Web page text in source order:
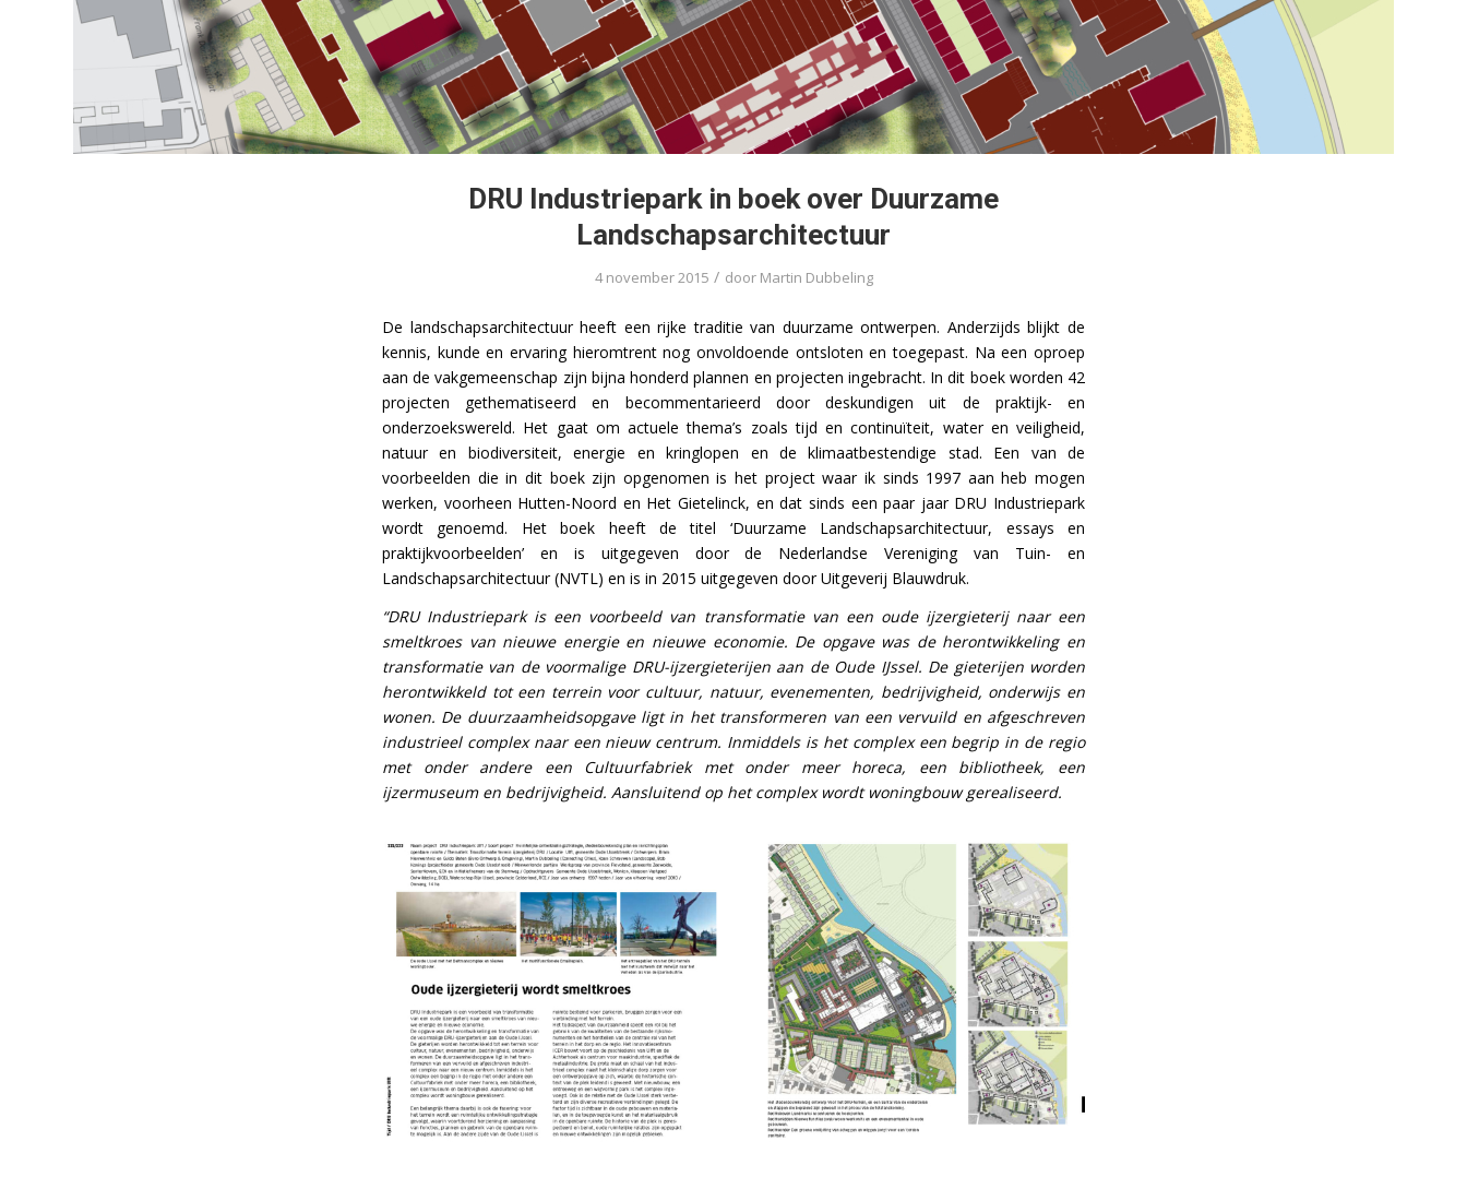
DRU Industriepark in boek over Duurzame
Landschapsarchitectuur
4 november 2015 / door Martin Dubbeling
De landschapsarchitectuur heeft een rijke traditie van duurzame ontwerpen. Anderzijds blijkt de
kennis, kunde en ervaring hieromtrent nog onvoldoende ontsloten en toegepast. Na een oproep
aan de vakgemeenschap zijn bijna honderd plannen en projecten ingebracht. In dit boek worden 42
projecten gethematiseerd en becommentarieerd door deskundigen uit de praktijk- en
onderzoekswereld. Het gaat om actuele thema’s zoals tijd en continuïteit, water en veiligheid,
natuur en biodiversiteit, energie en kringlopen en de klimaatbestendige stad. Een van de
voorbeelden die in dit boek zijn opgenomen is het project waar ik sinds 1997 aan heb mogen
werken, voorheen Hutten-Noord en Het Gietelinck, en dat sinds een paar jaar DRU Industriepark
wordt genoemd. Het boek heeft de titel ‘Duurzame Landschapsarchitectuur, essays en
praktijkvoorbeelden’ en is uitgegeven door de Nederlandse Vereniging van Tuin- en
Landschapsarchitectuur (NVTL) en is in 2015 uitgegeven door Uitgeverij Blauwdruk.
“DRU Industriepark is een voorbeeld van transformatie van een oude ijzergieterij naar een
smeltkroes van nieuwe energie en nieuwe economie. De opgave was de herontwikkeling en
transformatie van de voormalige DRU-ijzergieterijen aan de Oude IJssel. De gieterijen worden
herontwikkeld tot een terrein voor cultuur, natuur, evenementen, bedrijvigheid, onderwijs en
wonen. De duurzaamheidsopgave ligt in het transformeren van een vervuild en afgeschreven
industrieel complex naar een nieuw centrum. Inmiddels is het complex een begrip in de regio
met onder andere een Cultuurfabriek met onder meer horeca, een bibliotheek, een
ijzermuseum en bedrijvigheid. Aansluitend op het complex wordt woningbouw gerealiseerd.